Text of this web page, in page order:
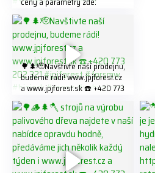
https://share.google/LnhmTfZl
K8W5t7i6o ☎️ +420 773 202
321 #jpjforest #forsmw
#firewood #
🌳🌲🫡Navštivte naší prodejnu,
budeme rádi! www.jpjforest.cz
a www.jpjforest.sk ☎️ +420 773
202 321 #jpjforest #forsmw
#biojack #regon #vahvajussi